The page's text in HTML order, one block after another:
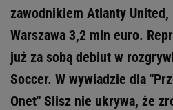
zawodnikiem Atlanty United,
Warszawa 3,2 mln euro.
już za sobą debiut w
Soccer. W wywiadzie dla
Onet" Slisz nie ukrywa, że